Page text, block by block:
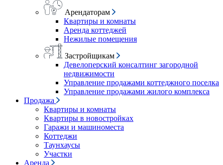
Арендаторам
Квартиры и комнаты
Аренда коттеджей
Нежилые помещения
Застройщикам
Девелоперский консалтинг загородной
недвижимости
Управление продажами коттеджного поселка
Управление продажами жилого комплекса
Продажа
Квартиры и комнаты
Квартиры в новостройках
Гаражи и машиноместа
Коттеджи
Таунхаусы
Участки
Аренда